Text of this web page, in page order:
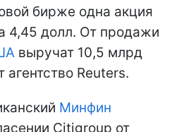
бирже одна акция
4,45 долл. От продажи
выручат 10,5 млрд
Reuters.
Минфин
Citigroup от